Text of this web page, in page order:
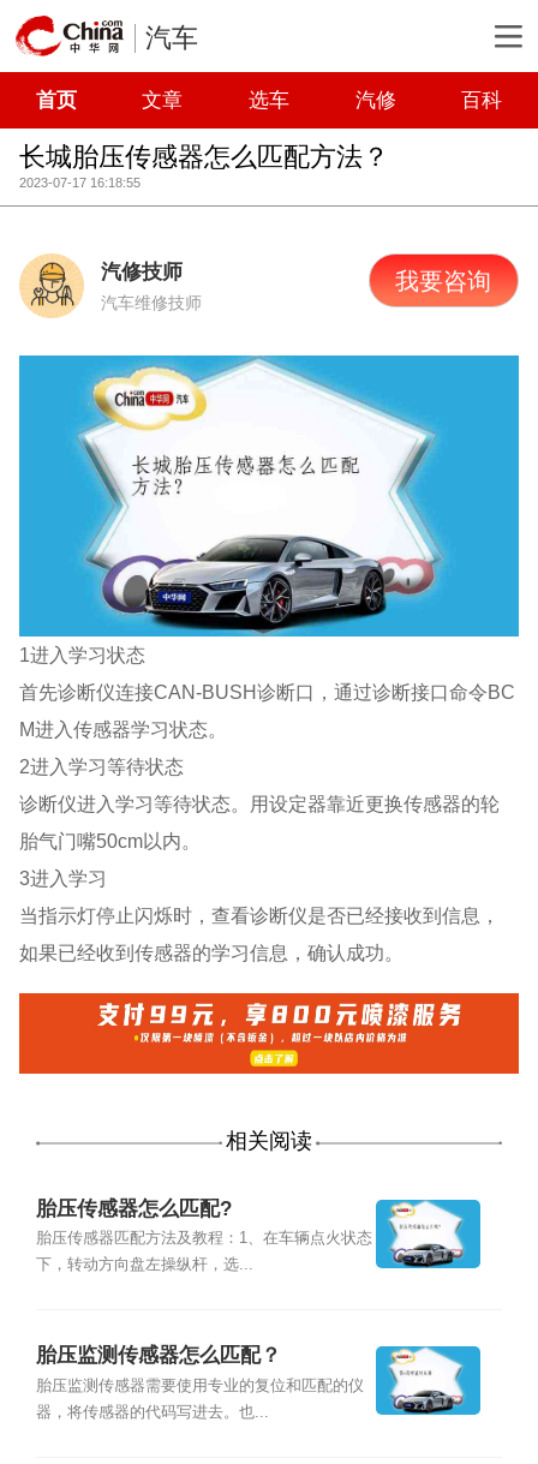
汽车
首页 文章 选车 汽修 百科
长城胎压传感器怎么匹配方法？
2023-07-17 16:18:55
汽修技师
汽车维修技师
我要咨询
1进入学习状态
首先诊断仪连接CAN-BUSH诊断口，通过诊断接口命令BC
M进入传感器学习状态。
2进入学习等待状态
诊断仪进入学习等待状态。用设定器靠近更换传感器的轮
胎气门嘴50cm以内。
3进入学习
当指示灯停止闪烁时，查看诊断仪是否已经接收到信息，
如果已经收到传感器的学习信息，确认成功。
相关阅读
胎压传感器怎么匹配?
胎压传感器匹配方法及教程：1、在车辆点火状态
下，转动方向盘左操纵杆，选...
胎压监测传感器怎么匹配？
胎压监测传感器需要使用专业的复位和匹配的仪
器，将传感器的代码写进去。也...